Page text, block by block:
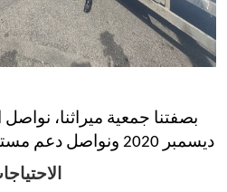
بصفتنا جمعية ميراثنا، نواصل
ديسمبر 2020 ونواصل دعم مستشفى مؤسسة المقاصد.